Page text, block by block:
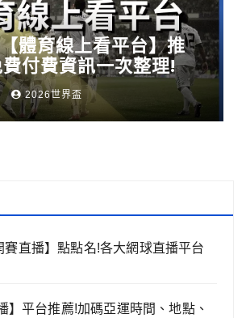
體育線上看平台】推
付費資訊一次整理!
2026世界盃
賽直播】點點名!各大網球直播平台
】平台推薦!加碼亞運時間、地點、